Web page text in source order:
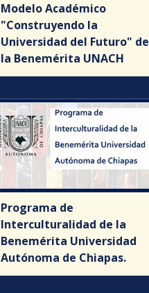
Modelo Académico
"Construyendo la
Universidad del Futuro" de
la Benemérita UNACH
Programa de
Interculturalidad de la
Benemérita Universidad
Autónoma de Chiapas.